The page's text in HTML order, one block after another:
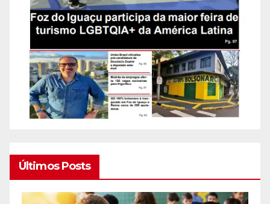
Últimos Posts